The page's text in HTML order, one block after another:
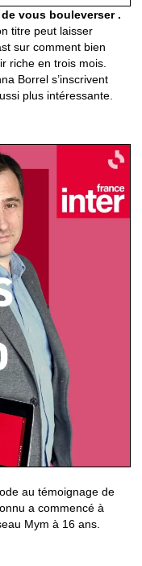
vous bouleverser .
titre peut laisser
sur comment bien
riche en trois mois.
Borrel s’inscrivent
plus intéressante.
au témoignage de
a commencé à
Mym à 16 ans.